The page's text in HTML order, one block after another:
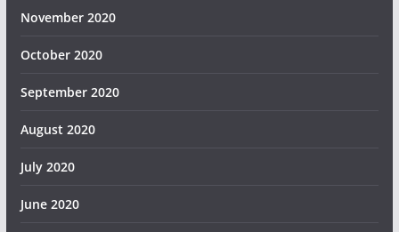
November 2020
October 2020
September 2020
August 2020
July 2020
June 2020